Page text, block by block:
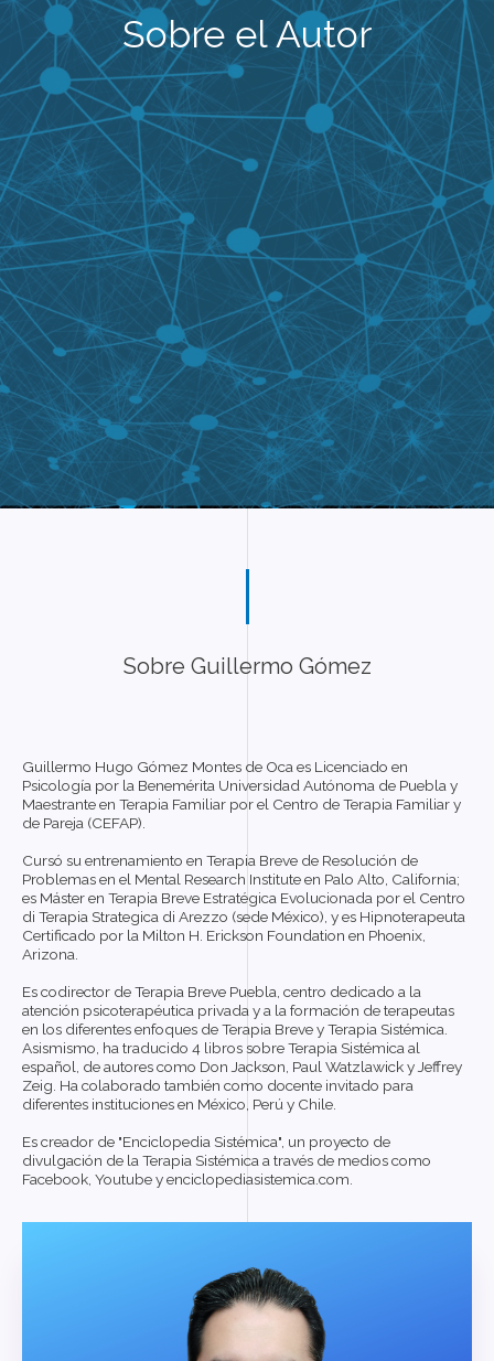
Sobre el Autor
Sobre Guillermo Gómez
Guillermo Hugo Gómez Montes de Oca es Licenciado en
Psicología por la Benemérita Universidad Autónoma de Puebla y
Maestrante en Terapia Familiar por el Centro de Terapia Familiar y
de Pareja (CEFAP).
Cursó su entrenamiento en Terapia Breve de Resolución de
Problemas en el Mental Research Institute en Palo Alto, California;
es Máster en Terapia Breve Estratégica Evolucionada por el Centro
di Terapia Strategica di Arezzo (sede México), y es Hipnoterapeuta
Certificado por la Milton H. Erickson Foundation en Phoenix,
Arizona.
Es codirector de Terapia Breve Puebla, centro dedicado a la
atención psicoterapéutica privada y a la formación de terapeutas
en los diferentes enfoques de Terapia Breve y Terapia Sistémica.
Asismismo, ha traducido 4 libros sobre Terapia Sistémica al
español, de autores como Don Jackson, Paul Watzlawick y Jeffrey
Zeig. Ha colaborado también como docente invitado para
diferentes instituciones en México, Perú y Chile.
Es creador de "Enciclopedia Sistémica", un proyecto de
divulgación de la Terapia Sistémica a través de medios como
Facebook, Youtube y enciclopediasistemica.com.